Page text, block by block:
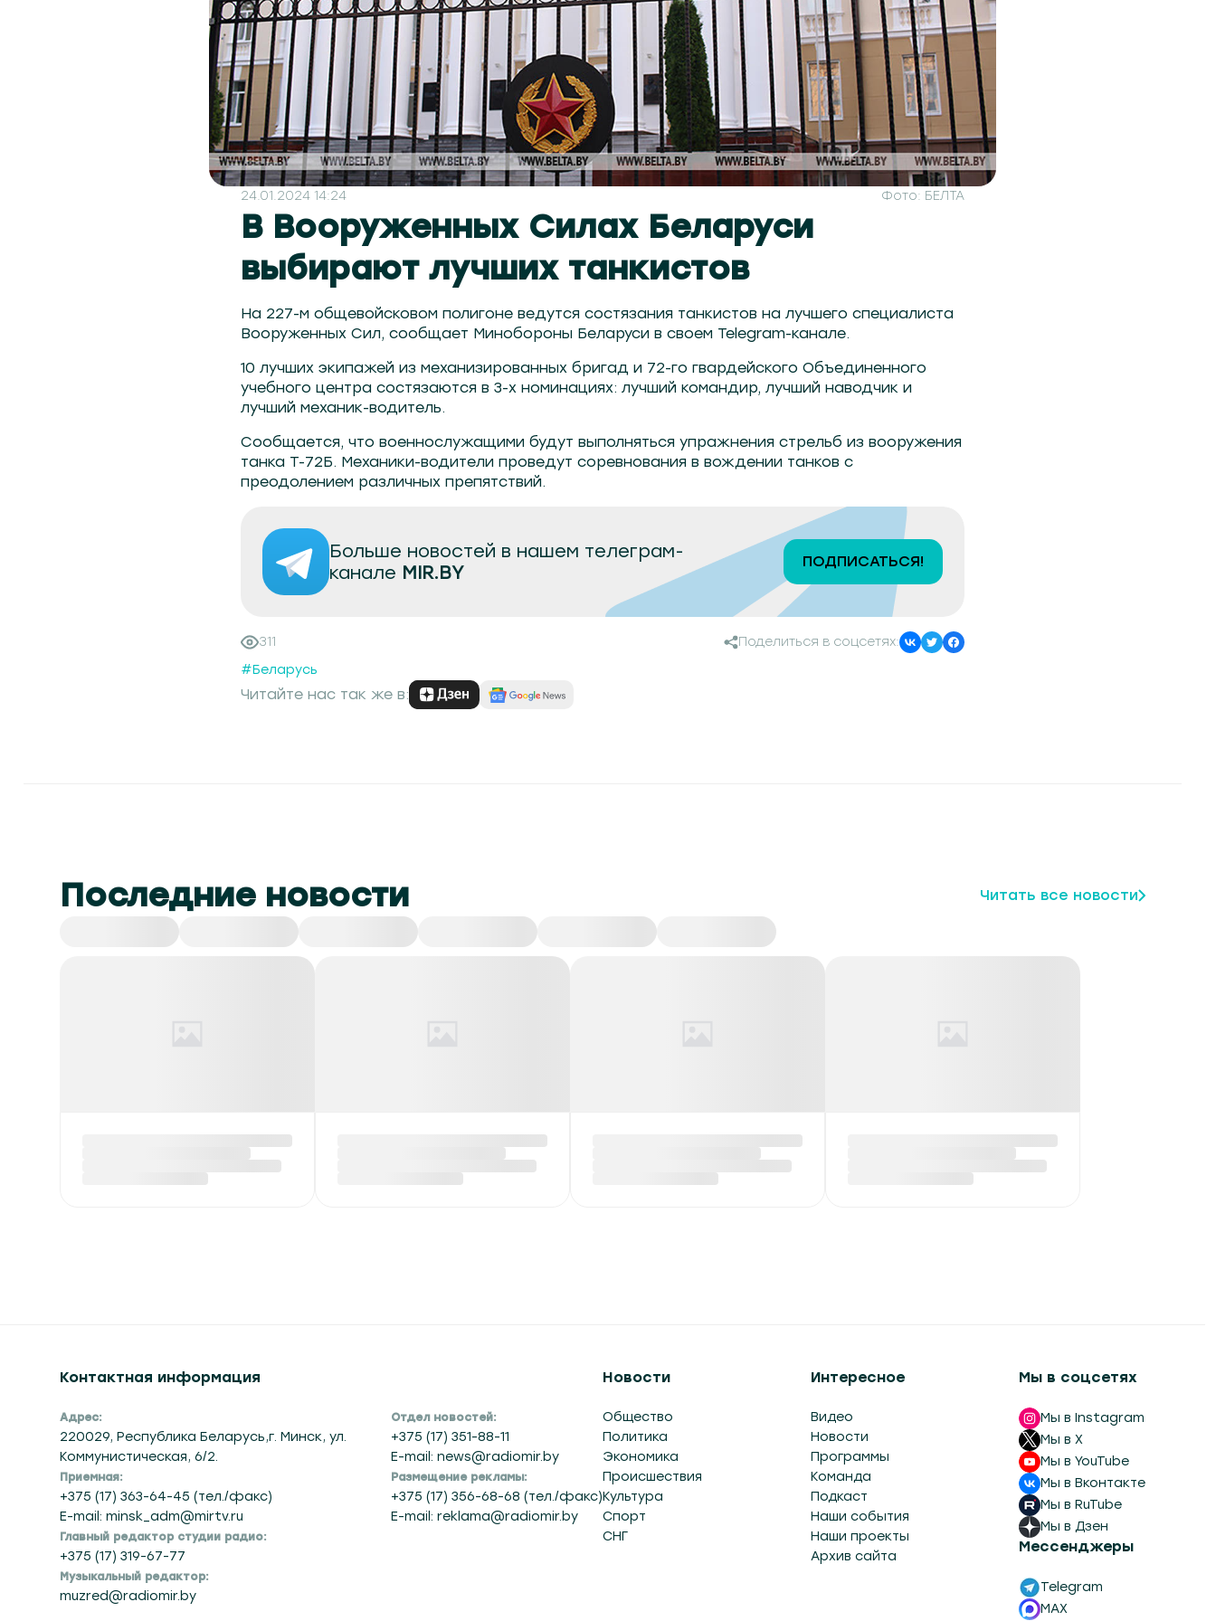
24.01.2024 14:24 Фото: БЕЛТА
В Вооруженных Силах Беларуси
выбирают лучших танкистов
На 227-м общевойсковом полигоне ведутся состязания танкистов на лучшего специалиста
Вооруженных Сил, сообщает Минобороны Беларуси в своем Telegram-канале.
10 лучших экипажей из механизированных бригад и 72-го гвардейского Объединенного
учебного центра состязаются в 3-х номинациях: лучший командир, лучший наводчик и
лучший механик-водитель.
Сообщается, что военнослужащими будут выполняться упражнения стрельб из вооружения
танка Т-72Б. Механики-водители проведут соревнования в вождении танков с
преодолением различных препятствий.
Больше новостей в нашем телеграм-
канале MIR.BY ПОДПИСАТЬСЯ!
311
Поделиться в соцсетях:
#Беларусь
Читайте нас так же в:
Последние новости Читать все новости
опасности и до +40 °С
В Беларуси обнулены
экспортные пошлины
ДТП на Гомельщине:
трое погибших, в том
жители Березинского
Адрес:
220029, Республика Беларусь,г. Минск, ул.
Коммунистическая, 6/2.
Приемная:
+375 (17) 363-64-45 (тел./факс)
E-mail: minsk_adm@mirtv.ru
Главный редактор студии радио:
+375 (17) 319-67-77
Музыкальный редактор:
Отдел новостей:
+375 (17) 351-88-11
E-mail: news@radiomir.by
Размещение рекламы:
+375 (17) 356-68-68 (тел./факс)
Общество
Политика
Экономика
Происшествия
Культура
Спорт
Видео
Новости
Программы
Команда
Подкаст
Наши события
Наши проекты
Мы в Instagram
Мы в X
Мы в YouTube
Мы в Вконтакте
Мы в RuTube
Мы в Дзен
Telegram